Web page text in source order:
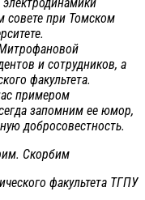
совете при Томском
и сотрудников, а
факультета.
примером
запомним ее юмор,
добросовестность.
Скорбим
факультета ТГПУ